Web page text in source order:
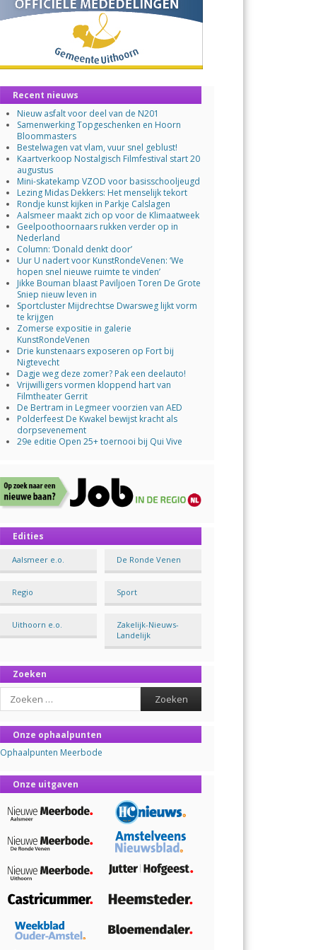
Recent nieuws
Nieuw asfalt voor deel van de N201
Samenwerking Topgeschenken en Hoorn
Bloommasters
Bestelwagen vat vlam, vuur snel geblust!
Kaartverkoop Nostalgisch Filmfestival start 20
augustus
Mini-skatekamp VZOD voor basisschooljeugd
Lezing Midas Dekkers: Het menselijk tekort
Rondje kunst kijken in Parkje Calslagen
Aalsmeer maakt zich op voor de Klimaatweek
Geelpoothoornaars rukken verder op in
Nederland
Column: ‘Donald denkt door’
Uur U nadert voor KunstRondeVenen: ‘We
hopen snel nieuwe ruimte te vinden’
Jikke Bouman blaast Paviljoen Toren De Grote
Sniep nieuw leven in
Sportcluster Mijdrechtse Dwarsweg lijkt vorm
te krijgen
Zomerse expositie in galerie
KunstRondeVenen
Drie kunstenaars exposeren op Fort bij
Nigtevecht
Dagje weg deze zomer? Pak een deelauto!
Vrijwilligers vormen kloppend hart van
Filmtheater Gerrit
De Bertram in Legmeer voorzien van AED
Polderfeest De Kwakel bewijst kracht als
dorpsevenement
29e editie Open 25+ toernooi bij Qui Vive
Edities
Aalsmeer e.o. De Ronde Venen
Regio Sport
Uithoorn e.o.
Zakelijk-Nieuws-
Landelijk
Zoeken
Search
Onze ophaalpunten
Ophaalpunten Meerbode
Onze uitgaven